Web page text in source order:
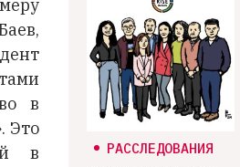
в
Это
в
РАССЛЕДОВАНИЯ